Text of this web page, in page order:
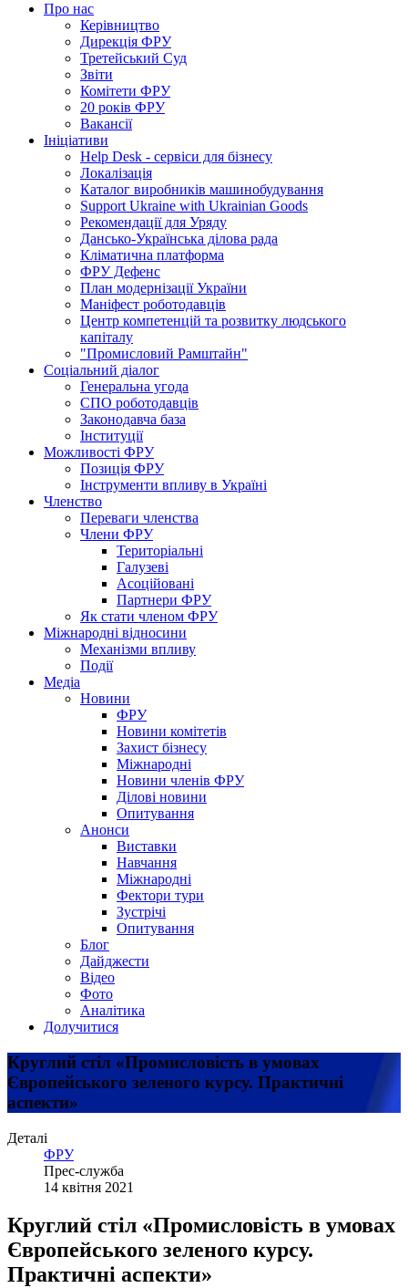
Про нас
Керівництво
Дирекція ФРУ
Третейський Суд
Звіти
Комітети ФРУ
20 років ФРУ
Вакансії
Ініціативи
Help Desk - сервіси для бізнесу
Локалізація
Каталог виробників машинобудування
Support Ukraine with Ukrainian Goods
Рекомендації для Уряду
Дансько-Українська ділова рада
Кліматична платформа
ФРУ Дефенс
План модернізації України
Маніфест роботодавців
Центр компетенцій та розвитку людського
капіталу
"Промисловий Рамштайн"
Соціальний діалог
Генеральна угода
СПО роботодавців
Законодавча база
Інституції
Можливості ФРУ
Позиція ФРУ
Інструменти впливу в Україні
Членство
Переваги членства
Члени ФРУ
Територіальні
Галузеві
Асоційовані
Партнери ФРУ
Як стати членом ФРУ
Міжнародні відносини
Механізми впливу
Події
Медіа
Новини
ФРУ
Новини комітетів
Захист бізнесу
Міжнародні
Новини членів ФРУ
Ділові новини
Опитування
Анонси
Виставки
Навчання
Міжнародні
Фектори тури
Зустрічі
Опитування
Блог
Дайджести
Відео
Фото
Аналітика
Долучитися
Круглий стіл «Промисловість в умовах
Європейського зеленого курсу. Практичні
аспекти»
Деталі
ФРУ
Прес-служба
14 квітня 2021
Круглий стіл «Промисловість в умовах
Європейського зеленого курсу.
Практичні аспекти»